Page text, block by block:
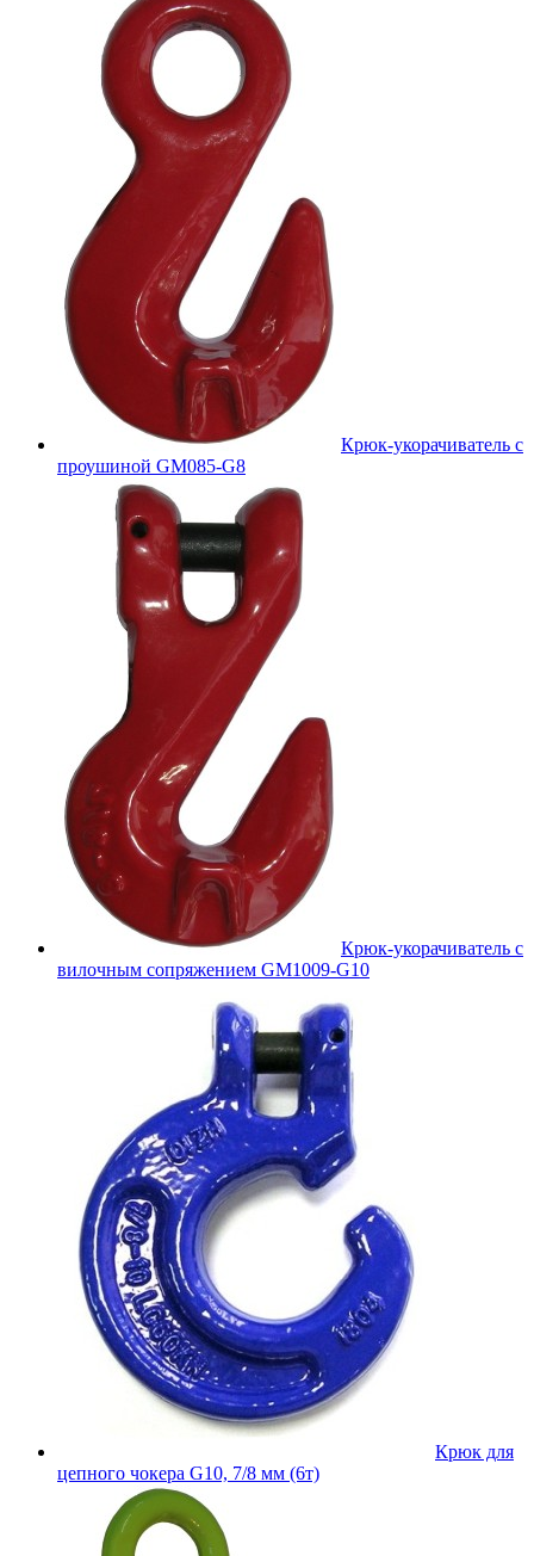
Крюк-укорачиватель с
проушиной GM085-G8
Крюк-укорачиватель с
вилочным сопряжением GM1009-G10
Крюк для
цепного чокера G10, 7/8 мм (6т)